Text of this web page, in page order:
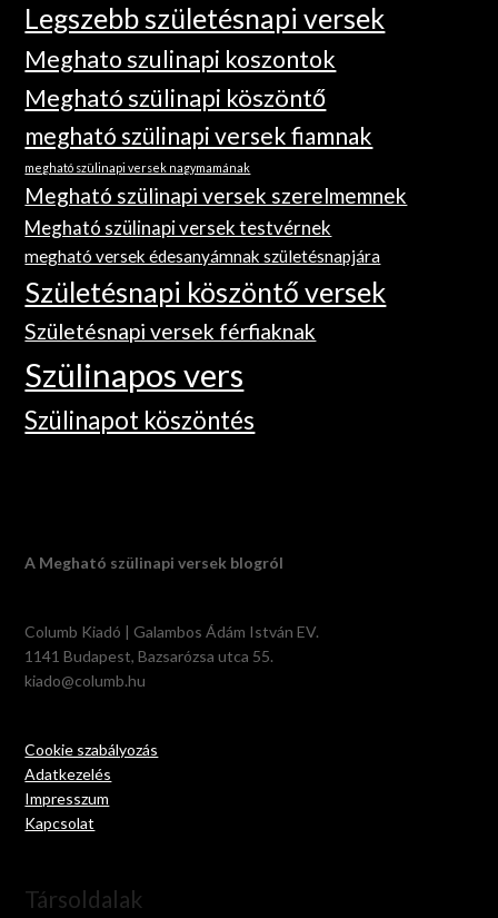
Legszebb születésnapi versek
Meghato szulinapi koszontok
Megható szülinapi köszöntő
megható szülinapi versek fiamnak
megható szülinapi versek nagymamának
Megható szülinapi versek szerelmemnek
Megható szülinapi versek testvérnek
megható versek édesanyámnak születésnapjára
Születésnapi köszöntő versek
Születésnapi versek férfiaknak
Szülinapos vers
Szülinapot köszöntés
A Megható szülinapi versek blogról
Columb Kiadó | Galambos Ádám István EV.
1141 Budapest, Bazsarózsa utca 55.
kiado@columb.hu
Cookie szabályozás
Adatkezelés
Impresszum
Kapcsolat
Társoldalak